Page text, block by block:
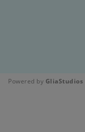
Powered by GliaStudios